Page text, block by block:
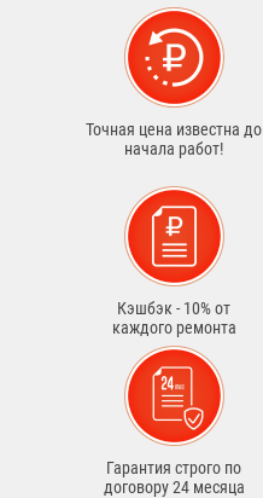
Точная цена известна до
начала работ!
Кэшбэк - 10% от
каждого ремонта
Гарантия строго по
договору 24 месяца